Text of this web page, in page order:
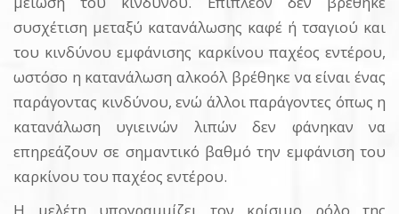
συσχέτιση μεταξύ κατανάλωσης καφέ ή τσαγιού και
του κινδύνου εμφάνισης καρκίνου παχέος εντέρου,
ωστόσο η κατανάλωση αλκοόλ βρέθηκε να είναι ένας
παράγοντας κινδύνου, ενώ άλλοι παράγοντες όπως η
κατανάλωση υγιεινών λιπών δεν φάνηκαν να
επηρεάζουν σε σημαντικό βαθμό την εμφάνιση του
καρκίνου του παχέος εντέρου.